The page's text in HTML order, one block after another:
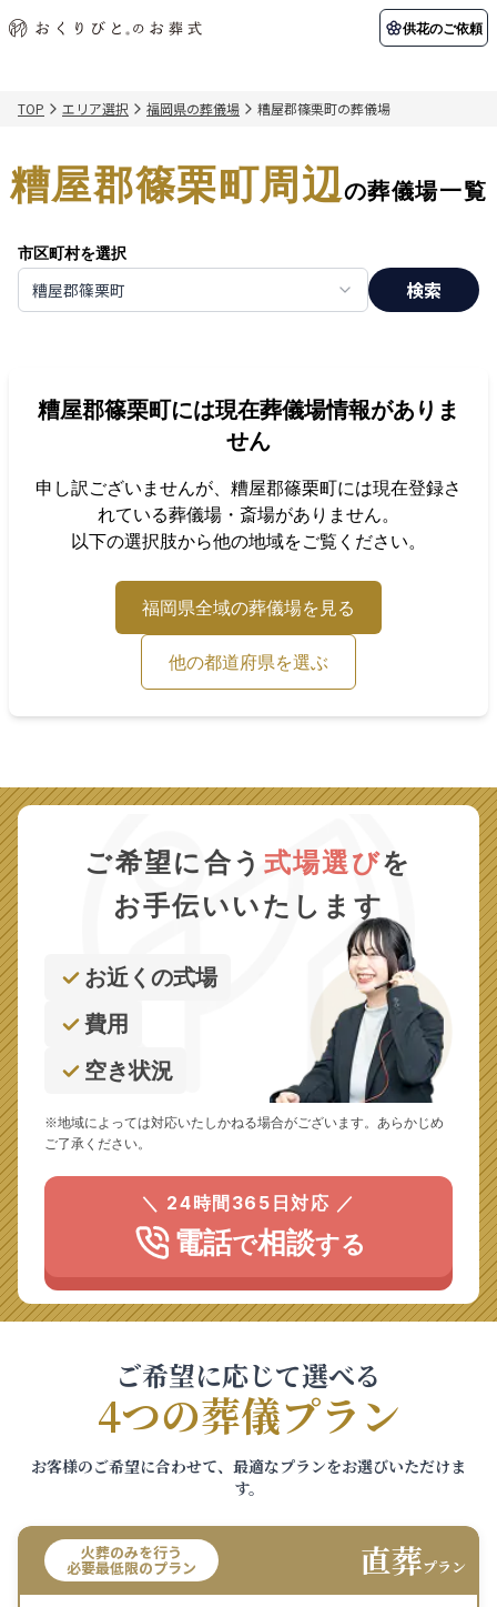
供花のご依頼
初めての方へ 納棺の儀とは？
アフターサポート
会社概要 店舗用地募集
関東エリア
千葉県
北海道エリア
ご葬儀事例 お客様の声
葬儀の知識 供花のご依頼
TOP エリア選択 福岡県の葬儀場 糟屋郡篠栗町の葬儀場
糟屋郡篠栗町周辺の葬儀場一覧
市区町村を選択
糟屋郡篠栗町 検索
糟屋郡篠栗町には現在葬儀場情報がありま
せん
申し訳ございませんが、 糟屋郡篠栗町には現在登録さ
れている葬儀場・斎場がありません。
以下の選択肢から他の地域をご覧ください。
福岡県全域の葬儀場を見る
他の都道府県を選ぶ
ご希望に合う 式場選びを
お手伝いいたします
お近くの式場
費用
空き状況
※地域によっては対応いたしかねる場合がございます。あらかじめ
ご了承ください。
＼ 24時間365日対応 ／
電話で相談する
ご希望に応じて選べる
4つの葬儀プラン
お客様のご希望に合わせて、最適なプランをお選びいただけま
す。
火葬のみを行う
必要最低限のプラン 直葬プラン